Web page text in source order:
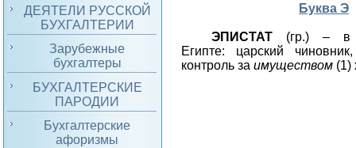
ДЕЯТЕЛИ РУССКОЙ
БУХГАЛТЕРИИ
Зарубежные
бухгалтеры
БУХГАЛТЕРСКИЕ
ПАРОДИИ
Бухгалтерские
афоризмы
Буква Э
ЭПИСТАТ (гр.) – в
Египте: царский
контроль заимуществом (1)